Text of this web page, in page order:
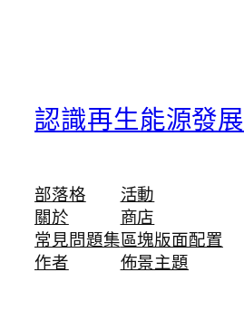
認識再生能源發展
部落格
關於
常見問題集
作者
活動
商店
區塊版面配置
佈景主題